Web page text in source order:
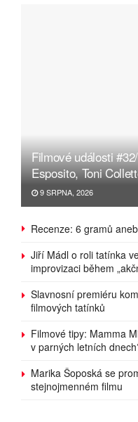
Filmové události
Esposito, Toni
9 SRPNA, 2026
Recenze: 6 gramů
Jiří Mádl o roli tatínka
improvizaci během
Slavnosní premiéru
filmových tatínků
Filmové tipy: Mamma
v parných letních
Marika Šoposká se
stejnojmenném filmu